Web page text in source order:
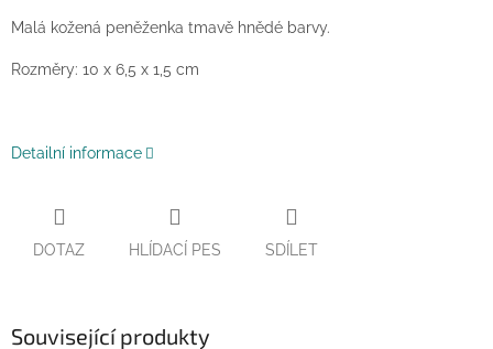
Malá kožená peněženka tmavě hnědé barvy.
Rozměry: 10 x 6,5 x 1,5 cm
Detailní informace
DOTAZ HLÍDACÍ PES SDÍLET
Související produkty